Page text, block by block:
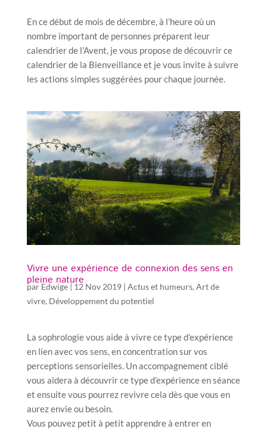
En ce début de mois de décembre, à l’heure où un
nombre important de personnes préparent leur
calendrier de l’Avent, je vous propose de découvrir ce
calendrier de la Bienveillance et je vous invite à suivre
les actions simples suggérées pour chaque journée.
Vivre une expérience de connexion des sens en
pleine nature
par Edwige| 12 Nov 2019| Actus et humeurs, Art de
vivre, Développement du potentiel
La sophrologie vous aide à vivre ce type d’expérience
en lien avec vos sens, en concentration sur vos
perceptions sensorielles. Un accompagnement ciblé
vous aidera à découvrir ce type d’expérience en séance
et ensuite vous pourrez revivre cela dès que vous en
aurez envie ou besoin.
Vous pouvez petit à petit apprendre à entrer en